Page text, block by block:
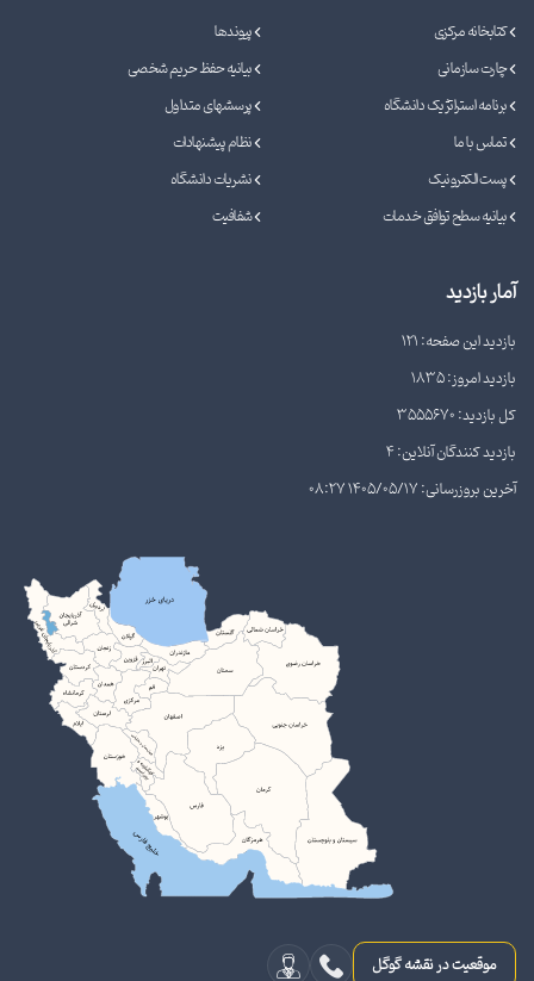
کتابخانه مرکزی
پیوندها
چارت سازمانی
بیانیه حفظ حریم شخصی
برنامه استراتژیک دانشگاه
پرسشهای متداول
تماس با ما
نظام پیشنهادات
پست الکترونیک
نشریات دانشگاه
بیانیه سطح توافق خدمات
شفافیت
آمار بازدید
بازدید این صفحه: 121
بازدید امروز: 1835
کل بازدید: 3555670
بازدید کنندگان آنلاین: 4
آخرین بروزرسانی: 1405/05/17 08:27
موقعیت در نقشه گوگل